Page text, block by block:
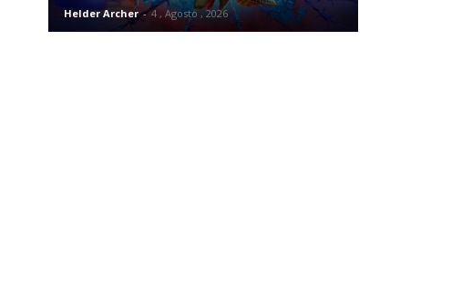
Helder Archer - 4 , Agosto , 2026